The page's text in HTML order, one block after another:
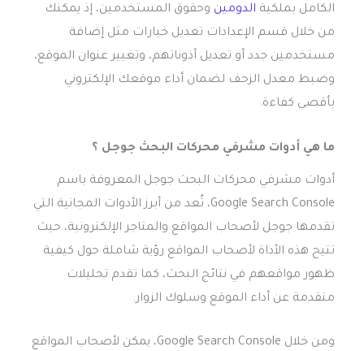
الكامل بملكية الدومين وحقوق المستخدمين، إذ يمكنك
من خلال قسم الإعدادات تعديل خيارات مثل إضافة
مستخدمين جدد أو تعديل أذوناتهم، وتغيير عنوان الموقع،
وضبط معدل الزحف لضمان أداء موقعك الإلكتروني
بأقصى كفاءة.
ما هي أدوات مشرفي محركات البحث جوجل ؟
أدوات مشرفي محركات البحث جوجل المعروفة باسم
Google Search Console، تُعد من أبرز الأدوات المجانية التي
تقدمها جوجل لأصحاب المواقع والمتاجر الإلكترونية، حيث
تتيح هذه الأداة لأصحاب المواقع رؤية شاملة حول كيفية
ظهور مواقعهم في نتائج البحث، كما تقدم تحليلات
متقدمة عن أداء الموقع وسلوك الزوار.
ومن خلال Google Search Console، يمكن لأصحاب المواقع